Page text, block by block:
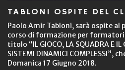
TABLONI OSPITE DEL
Paolo Amir Tabloni, sarà ospite al
corso di formazione per
titolo “IL GIOCO, LA SQUADRA E IL
SISTEMI DINAMICI COMPLESSI”,
Domanica 17 Giugno 2018.